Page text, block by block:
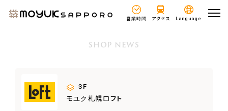
営業時間 アクセス Language
SHOP NEWS
3F
モユク札幌ロフト